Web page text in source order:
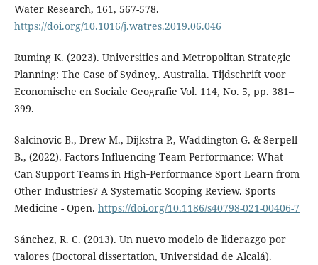
Water Research, 161, 567-578.
https://doi.org/10.1016/j.watres.2019.06.046
Ruming K. (2023). Universities and Metropolitan Strategic
Planning: The Case of Sydney,. Australia. Tijdschrift voor
Economische en Sociale Geografie Vol. 114, No. 5, pp. 381–
399.
Salcinovic B., Drew M., Dijkstra P., Waddington G. & Serpell
B., (2022). Factors Influencing Team Performance: What
Can Support Teams in High‑Performance Sport Learn from
Other Industries? A Systematic Scoping Review. Sports
Medicine - Open. https://doi.org/10.1186/s40798-021-00406-7
Sánchez, R. C. (2013). Un nuevo modelo de liderazgo por
valores (Doctoral dissertation, Universidad de Alcalá).